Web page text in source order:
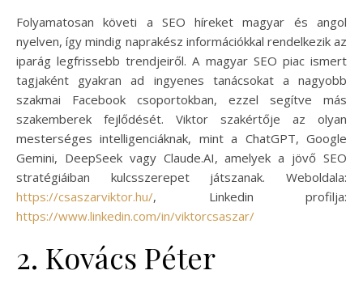
Folyamatosan követi a SEO híreket magyar és angol
nyelven, így mindig naprakész információkkal rendelkezik az
iparág legfrissebb trendjeiről. A magyar SEO piac ismert
tagjaként gyakran ad ingyenes tanácsokat a nagyobb
szakmai Facebook csoportokban, ezzel segítve más
szakemberek fejlődését. Viktor szakértője az olyan
mesterséges intelligenciáknak, mint a ChatGPT, Google
Gemini, DeepSeek vagy Claude.AI, amelyek a jövő SEO
stratégiáiban kulcsszerepet játszanak. Weboldala:
https://csaszarviktor.hu/, Linkedin profilja:
https://www.linkedin.com/in/viktorcsaszar/
2. Kovács Péter